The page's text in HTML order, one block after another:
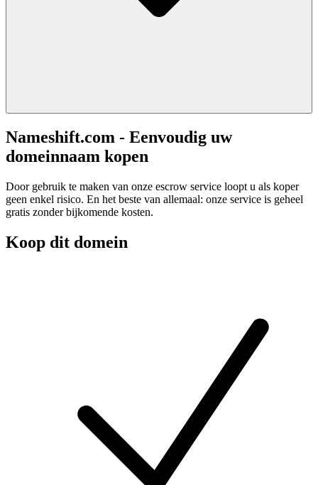
Nameshift.com - Eenvoudig uw
domeinnaam kopen
Door gebruik te maken van onze escrow service loopt u als koper
geen enkel risico. En het beste van allemaal: onze service is geheel
gratis zonder bijkomende kosten.
Koop dit domein